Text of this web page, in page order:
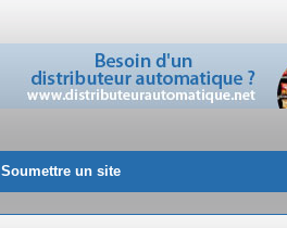
Soumettre un site